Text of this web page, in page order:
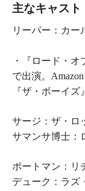
主なキャスト
リーパー： カー
・『 ロード・オ
で出演。
『ザ・ボーイズ
サージ：ザ・ロ
サマンサ博士：
ポートマン：リ
デューク：ラズ